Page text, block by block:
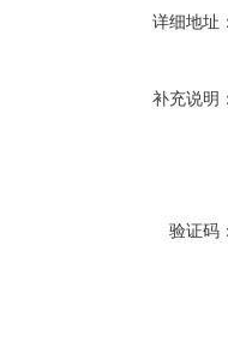
详细地址
补充说明
验证码